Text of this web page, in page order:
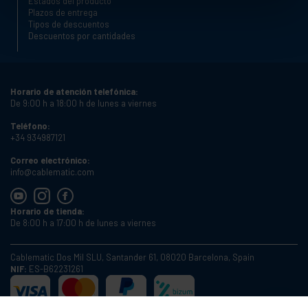
Plazos de entrega
Tipos de descuentos
Descuentos por cantidades
Horario de atención telefónica:
De 9:00 h a 18:00 h de lunes a viernes
Teléfono:
+34 934987121
Correo electrónico:
info@cablematic.com
Horario de tienda:
De 8:00 h a 17:00 h de lunes a viernes
Cablematic Dos Mil SLU, Santander 61, 08020 Barcelona, Spain
NIF: ES-B62231261